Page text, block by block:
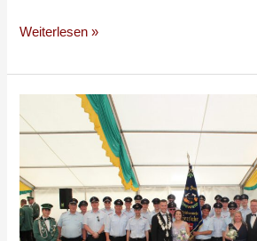
Weiterlesen »
Feuerwehr
Herzlake
nimmt
am
großen
Schützenumzug